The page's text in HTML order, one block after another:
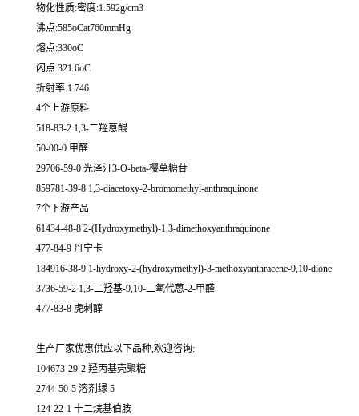
物化性质:密度:1.592g/cm3
沸点:585oCat760mmHg
熔点:330oC
闪点:321.6oC
折射率:1.746
4个上游原料
518-83-2 1,3-二羥蒽醌
50-00-0 甲醛
29706-59-0 光泽汀3-O-beta-樱草糖苷
859781-39-8 1,3-diacetoxy-2-bromomethyl-anthraquinone
7个下游产品
61434-48-8 2-(Hydroxymethyl)-1,3-dimethoxyanthraquinone
477-84-9 丹宁卡
184916-38-9 1-hydroxy-2-(hydroxymethyl)-3-methoxyanthracene-9,10-dione
3736-59-2 1,3-二羟基-9,10-二氧代蒽-2-甲醛
477-83-8 虎刺醇
生产厂家优惠供应以下品种,欢迎咨询:
104673-29-2 羟丙基壳聚糖
2744-50-5 溶剂绿 5
124-22-1 十二烷基伯胺